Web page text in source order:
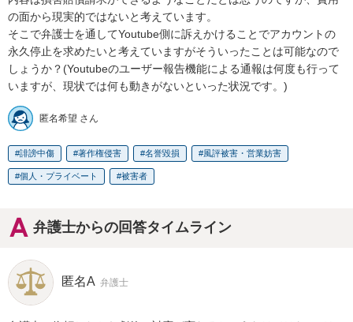
の面から現実的ではないと考えています。
そこで弁護士を通してYoutube側に訴えかけることでアカウントの
永久停止を求めたいと考えていますがそういったことは可能なので
しょうか？(Youtubeのユーザー報告機能による通報は何度も行って
いますが、現状では何も動きがないといった状況です。)
匿名希望 さん
誹謗中傷 著作権侵害 名誉毀損 風評被害・営業妨害
個人・プライベート 被害者
弁護士からの回答タイムライン
匿名A 弁護士